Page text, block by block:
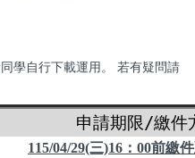
學自行下載運用。 若有疑問請
申請期限/繳件
115/04/29(三)16：00前繳